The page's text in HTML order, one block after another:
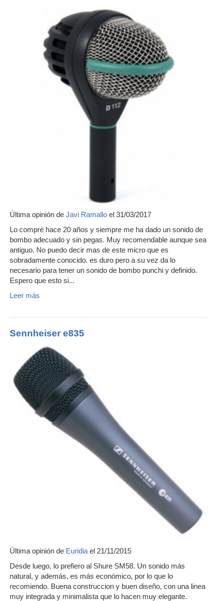
Última opinión de Javi Ramallo el 31/03/2017
Lo compré hace 20 años y siempre me ha dado un sonido de
bombo adecuado y sin pegas. Muy recomendable aunque sea
antiguo. No puedo decir mas de este micro que es
sobradamente conocido. es duro pero a su vez da lo
necesario para tener un sonido de bombo punchi y definido.
Espero que esto si...
Leer más
Sennheiser e835
Última opinión de Euridia el 21/11/2015
Desde luego, lo prefiero al Shure SM58. Un sonido más
natural, y además, es más económico, por lo que lo
recomiendo. Buena construccion y buen diseño, con una linea
muy integrada y minimalista que lo hacen muy elegante.